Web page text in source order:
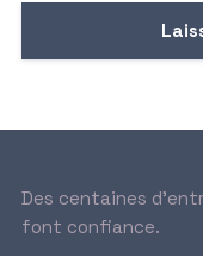
Des centaines
font confiance.